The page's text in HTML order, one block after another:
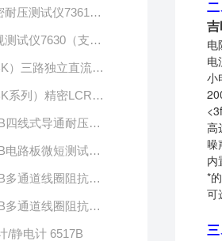
试仪7361（支持多通道）
7630（支持多通道测试）
流电源LPS505N-MO（原 茂迪品牌）
BK891（20HZ-300KHZ）（原 茂迪品牌）
式导通耐压测试仪9331
微短测试仪9333+6420
线圈阻抗测试仪9332-64
线圈阻抗测试仪9332-48
/静电计 6517B
二
吉
电
电
小
高
噪
内
*
可